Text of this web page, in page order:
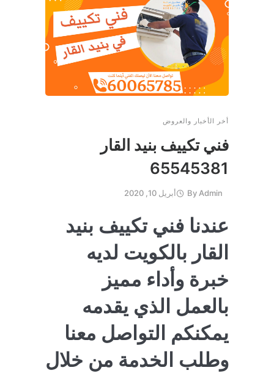
أخر الأخبار والعروض
فني تكييف بنيد القار
65545381
ByAdmin أبريل 10, 2020
عندنا فني تكييف بنيد
القار بالكويت لديه
خبرة وأداء مميز
بالعمل الذي يقدمه
يمكنكم التواصل معنا
وطلب الخدمة من خلال